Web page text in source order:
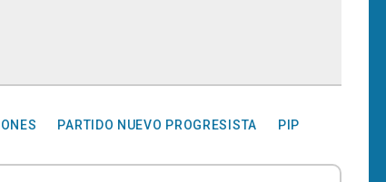
PARTIDO NUEVO PROGRESISTA
PIP